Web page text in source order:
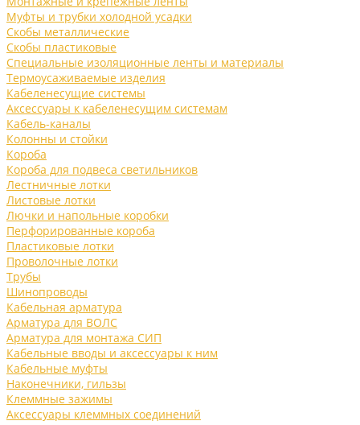
Муфты и трубки холодной усадки
Скобы металлические
Скобы пластиковые
Специальные изоляционные ленты и материалы
Термоусаживаемые изделия
Кабеленесущие системы
Аксессуары к кабеленесущим системам
Кабель-каналы
Колонны и стойки
Короба
Короба для подвеса светильников
Лестничные лотки
Листовые лотки
Лючки и напольные коробки
Перфорированные короба
Пластиковые лотки
Проволочные лотки
Трубы
Шинопроводы
Кабельная арматура
Арматура для ВОЛС
Арматура для монтажа СИП
Кабельные вводы и аксессуары к ним
Кабельные муфты
Наконечники, гильзы
Клеммные зажимы
Аксессуары клеммных соединений